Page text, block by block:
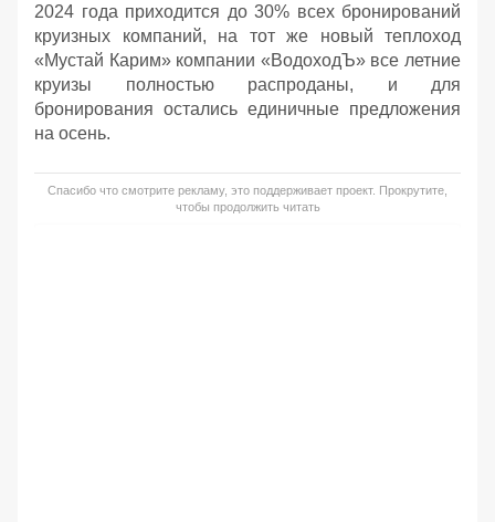
2024 года приходится до 30% всех бронирований
круизных компаний, на тот же новый теплоход
«Мустай Карим» компании «ВодоходЪ» все летние
круизы полностью распроданы, и для
бронирования остались единичные предложения
на осень.
Спасибо что смотрите рекламу, это поддерживает проект. Прокрутите,
чтобы продолжить читать